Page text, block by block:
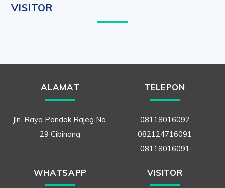
VISITOR
ALAMAT
Jln. Raya Pondok Rajeg No.
29 Cibinong
TELEPON
08118016092
082124716091
08118016091
WHATSAPP VISITOR